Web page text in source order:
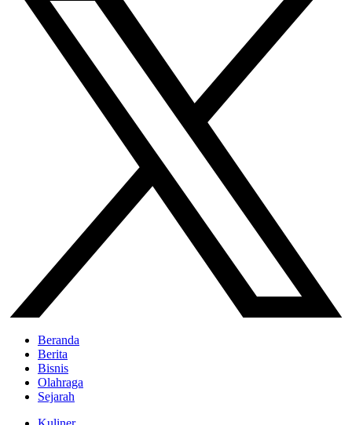
Beranda
Berita
Bisnis
Olahraga
Sejarah